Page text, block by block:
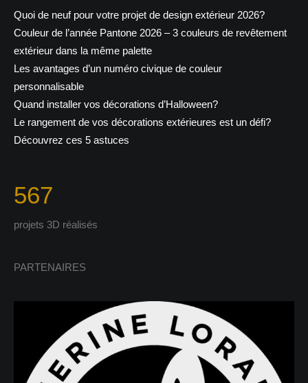
Quoi de neuf pour votre projet de design extérieur 2026?
Couleur de l’année Pantone 2026 – 3 couleurs de revêtement
extérieur dans la même palette
Les avantages d’un numéro civique de couleur
personnalisable
Quand installer vos décorations d’Halloween?
Le rangement de vos décorations extérieures est un défi?
Découvrez ces 5 astuces
567
projets 3D réalisés
PARTENAIRES